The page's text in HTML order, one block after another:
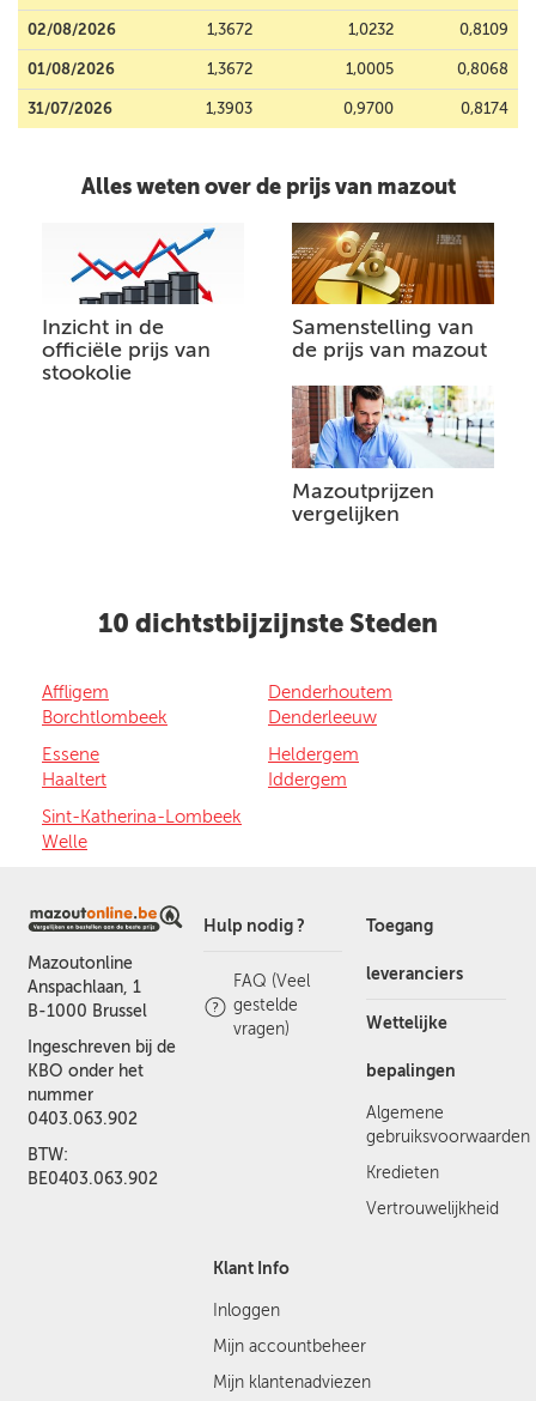
02/08/2026 1,3672 1,0232 0,8109
01/08/2026 1,3672 1,0005 0,8068
31/07/2026 1,3903 0,9700 0,8174
Alles weten over de prijs van mazout
Inzicht in de
officiële prijs van
stookolie
Samenstelling van
de prijs van mazout
Mazoutprijzen
vergelijken
10 dichtstbijzijnste Steden
Affligem
Borchtlombeek
Denderhoutem
Denderleeuw
Essene
Haaltert
Heldergem
Iddergem
Sint-Katherina-Lombeek
Welle
Mazoutonline
Anspachlaan, 1
B-1000 Brussel
Ingeschreven bij de
KBO onder het
nummer
0403.063.902
BTW:
BE0403.063.902
Hulp nodig ?
FAQ (Veel
gestelde
vragen)
Toegang
leveranciers
Wettelijke
bepalingen
Algemene
gebruiksvoorwaarden
Kredieten
Vertrouwelijkheid
Klant Info
Inloggen
Mijn accountbeheer
Mijn klantenadviezen